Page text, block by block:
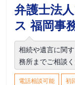
弁護士法
ス 福岡事
相続や遺言に関
務所までご相談く
電話相談可能 初